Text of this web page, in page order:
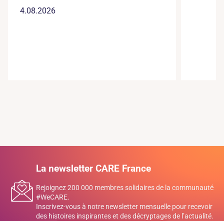
4.08.2026
La newsletter CARE France
Rejoignez 200 000 membres solidaires de la communauté
#WeCARE.
Inscrivez-vous à notre newsletter mensuelle pour recevoir
des histoires inspirantes et des décryptages de l’actualité.